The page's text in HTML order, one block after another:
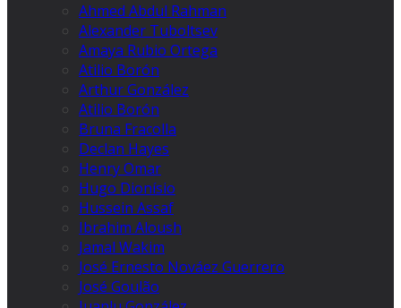
Ahmed Abdul Rahman
Alexander Tuboltsev
Amaya Rubio Ortega
Atilio Borón
Arthur González
Atilio Borón
Bruna Fracolla
Declan Hayes
Henry Omar
Hugo Dionísio
Hussein Assaf
Ibrahim Aloush
Jamal Wakim
José Ernesto Nováez Guerrero
José Goulão